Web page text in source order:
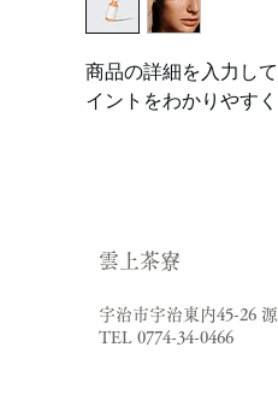
商品の詳細を入力し
イントをわかりやす
​雲上茶寮
宇治市宇治東内45-26
TEL 0774-34-0466